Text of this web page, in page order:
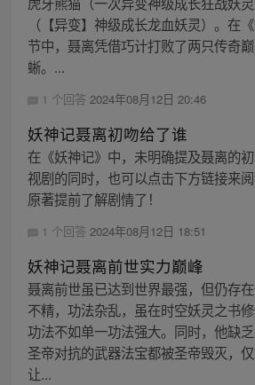
（【异变】神级成长龙血妖灵）。在
节中，聂离凭借巧计打败了两只传奇
蜥。...
1 个回答 2024年08月12日 20:46
妖神记聂离初吻给了谁
在《妖神记》中，未明确提及聂离的
视剧的同时，也可以点击下方链接来
原著提前了解剧情了！
1 个回答 2024年08月12日 18:51
妖神记聂离前世实力巅峰
聂离前世虽已达到世界最强，但仍存
不精，功法杂乱，虽在时空妖灵之书
功法不如单一功法强大。同时，他缺
圣帝对抗的武器法宝都被圣帝毁灭，
让...